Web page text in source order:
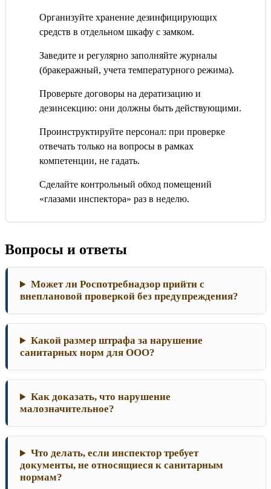
Организуйте хранение дезинфицирующих
средств в отдельном шкафу с замком.
Заведите и регулярно заполняйте журналы
(бракеражный, учета температурного режима).
Проверьте договоры на дератизацию и
дезинсекцию: они должны быть действующими.
Проинструктируйте персонал: при проверке
отвечать только на вопросы в рамках
компетенции, не гадать.
Сделайте контрольный обход помещений
«глазами инспектора» раз в неделю.
Вопросы и ответы
Может ли Роспотребнадзор прийти с
внеплановой проверкой без предупреждения?
Какой размер штрафа за нарушение
санитарных норм для ООО?
Как доказать, что нарушение
малозначительное?
Что делать, если инспектор требует
документы, не относящиеся к санитарным
нормам?